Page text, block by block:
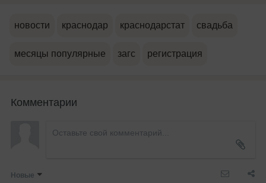
новости краснодар краснодарстат свадьба
месяцы популярные загс регистрация
Комментарии
Новые